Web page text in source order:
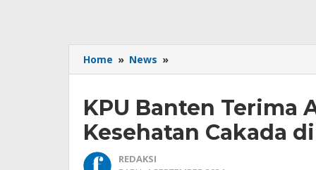
Home » News »
Banten
Amplop
Hasil
Pemeriksaan
KPU Banten Terima
Kesehatan Cakada
REDAKSI